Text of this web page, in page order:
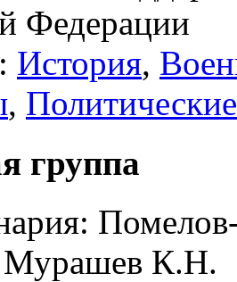
Федерации
История,
,
группа
Мурашев К.Н.